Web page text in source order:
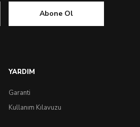
Abone Ol
YARDIM
Garanti
Kullanım Kılavuzu